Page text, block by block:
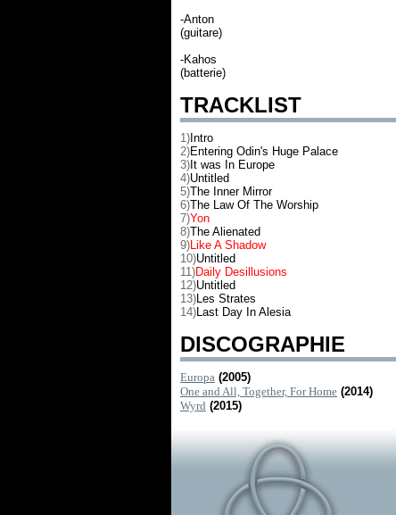
-Anton
(guitare)
-Kahos
(batterie)
TRACKLIST
1) Intro
2)Entering Odin's Huge Palace
3) It was In Europe
4)Untitled
5)The Inner Mirror
6)The Law Of The Worship
7)Yon
8)The Alienated
9)Like A Shadow
10)Untitled
11)Daily Desillusions
12)Untitled
13)Les Strates
14)Last Day In Alesia
DISCOGRAPHIE
Europa (2005)
One and All, Together, For Home (2014)
Wyrd (2015)